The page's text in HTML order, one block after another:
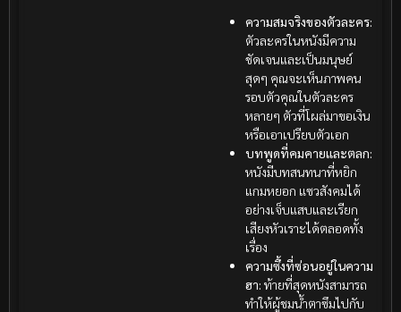
ความสมจริงของตัวละคร:
ตัวละครในหนังมีความ
ชัดเจนและเป็นมนุษย์
สุดๆ คุณจะเห็นภาพคน
รอบตัวคุณในตัวละคร
หลายๆ ตัวที่โผล่มาขอเงิน
หรือเอาเปรียบตัวเอก
บทพูดที่คมคายและตลก:
หนังมีบทสนทนาที่หยิก
แกมหยอก แซวสังคมได้
อย่างเจ็บแสบและเรียก
เสียงหัวเราะได้ตลอดทั้ง
เรื่อง
ความซึ้งที่ซ่อนอยู่ในความ
ฮา: ท้ายที่สุดหนังสามารถ
ทำให้ผู้ชมน้ำตาซึมไปกับ